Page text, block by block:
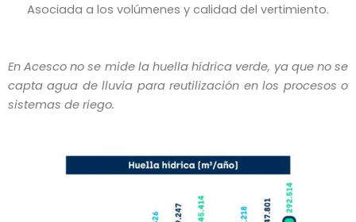
Asociada a los volúmenes y calidad del vertimiento.
En Acesco no se mide la huella hídrica verde, ya que no se
capta agua de lluvia para reutilización en los procesos o
sistemas de riego.